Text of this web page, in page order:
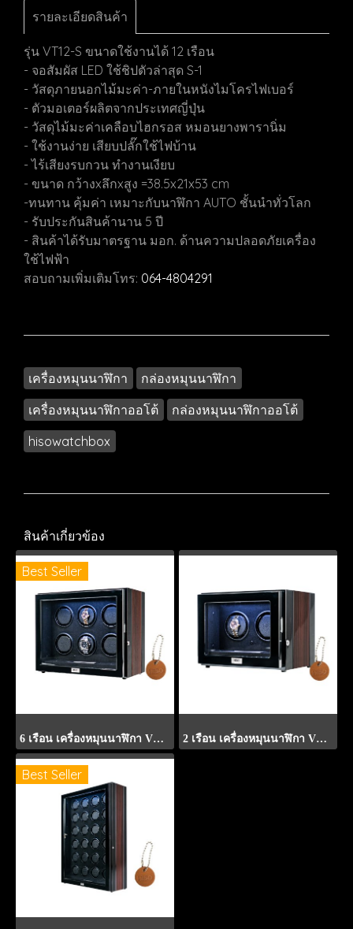
รายละเอียดสินค้า
รุ่น VT12-S ขนาดใช้งานได้ 12 เรือน
- จอสัมผัส LED ใช้ชิปตัวล่าสุด S-1
- วัสดุภายนอกไม้มะค่า-ภายในหนังไมโครไฟเบอร์
- ตัวมอเตอร์ผลิตจากประเทศญี่ปุ่น
- วัสดุไม้มะค่าเคลือบไฮกรอส หมอนยางพารานิ่ม
- ใช้งานง่าย เสียบปลั๊กใช้ไฟบ้าน
- ไร้เสียงรบกวน ทำงานเงียบ
- ขนาด กว้างxลึกxสูง =38.5x21x53 cm
-ทนทาน คุ้มค่า เหมาะกับนาฬิกา AUTO ชั้นนำทั่วโลก
- รับประกันสินค้านาน 5 ปี
- สินค้าได้รับมาตรฐาน มอก. ด้านความปลอดภัยเครื่อง
ใช้ไฟฟ้า
สอบถามเพิ่มเติมโทร: 064-4804291
เครื่องหมุนนาฬิกา
กล่องหมุนนาฬิกา
เครื่องหมุนนาฬิกาออโต้
กล่องหมุนนาฬิกาออโต้
hisowatchbox
สินค้าเกี่ยวข้อง
Best Seller
6 เรือน เครื่องหมุนนาฬิกา VT6-S 2 เรือน เครื่องหมุนนาฬิกา VT2-S
Best Seller